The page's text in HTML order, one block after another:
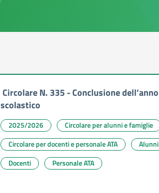
Circolare N. 335 - Conclusione dell’anno
scolastico
2025/2026
Circolare per alunni e famiglie
Circolare per docenti e personale ATA
Alunni
Docenti
Personale ATA